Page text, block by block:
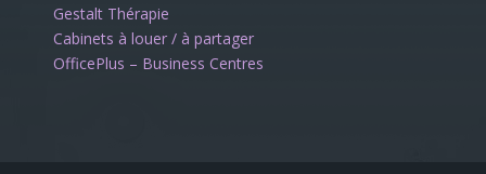
Gestalt Thérapie
Cabinets à louer / à partager
OfficePlus – Business Centres